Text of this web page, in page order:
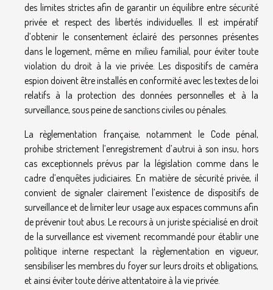
des limites strictes afin de garantir un équilibre entre sécurité
privée et respect des libertés individuelles. Il est impératif
d’obtenir le consentement éclairé des personnes présentes
dans le logement, même en milieu familial, pour éviter toute
violation du droit à la vie privée. Les dispositifs de caméra
espion doivent être installés en conformité avec les textes de loi
relatifs à la protection des données personnelles et à la
surveillance, sous peine de sanctions civiles ou pénales.
La règlementation française, notamment le Code pénal,
prohibe strictement l’enregistrement d’autrui à son insu, hors
cas exceptionnels prévus par la législation comme dans le
cadre d’enquêtes judiciaires. En matière de sécurité privée, il
convient de signaler clairement l’existence de dispositifs de
surveillance et de limiter leur usage aux espaces communs afin
de prévenir tout abus. Le recours à un juriste spécialisé en droit
de la surveillance est vivement recommandé pour établir une
politique interne respectant la règlementation en vigueur,
sensibiliser les membres du foyer sur leurs droits et obligations,
et ainsi éviter toute dérive attentatoire à la vie privée.